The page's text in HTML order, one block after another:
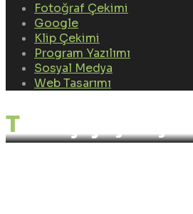
Fotoğraf Çekimi
Google
Klip Çekimi
Program Yazılımı
Sosyal Medya
Web Tasarımı
Türkiş Çiçekçilik